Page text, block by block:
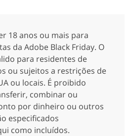
18 anos ou mais para
da Adobe Black Friday. O
para residentes de
ou sujeitos a restrições de
ou locais. É proibido
combinar ou
por dinheiro ou outros
especificados
como incluídos.